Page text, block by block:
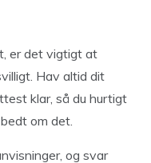
er det vigtigt at
Hav altid dit
klar, så du hurtigt
om det.
og svar